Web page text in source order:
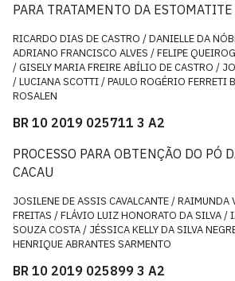
PARA TRATAMENTO DA
RICARDO DIAS DE CASTRO / DANIELLE DA
ADRIANO FRANCISCO ALVES / FELIPE
/ GISELY MARIA FREIRE ABÍLIO DE CASTRO /
/ LUCIANA SCOTTI / PAULO ROGÉRIO FERRETI
ROSALEN
BR 10 2019 025711 3 A2
PROCESSO PARA OBTENÇÃO DO PÓ
CACAU
JOSILENE DE ASSIS CAVALCANTE / RAIMUNDA
FREITAS / FLÁVIO LUIZ HONORATO DA SILVA /
SOUZA COSTA / JÉSSICA KELLY DA SILVA
HENRIQUE ABRANTES SARMENTO
BR 10 2019 025899 3 A2